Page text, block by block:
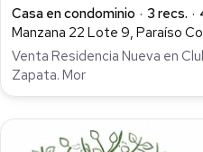
Casa en condominio
3 recs.
Manzana 22 Lote 9, Paraíso
Venta Residencia Nueva en
Zapata. Mor